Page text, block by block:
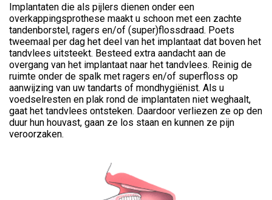
Implantaten die als pijlers dienen onder een
overkappingsprothese maakt u schoon met een zachte
tandenborstel, ragers en/of (super)flossdraad. Poets
tweemaal per dag het deel van het implantaat dat boven het
tandvlees uitsteekt. Besteed extra aandacht aan de
overgang van het implantaat naar het tandvlees. Reinig de
ruimte onder de spalk met ragers en/of superfloss op
aanwijzing van uw tandarts of mondhygiënist. Als u
voedselresten en plak rond de implantaten niet weghaalt,
gaat het tandvlees ontsteken. Daardoor verliezen ze op den
duur hun houvast, gaan ze los staan en kunnen ze pijn
veroorzaken.